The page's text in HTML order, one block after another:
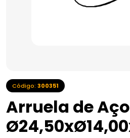
Código: 300351
Arruela de Aço